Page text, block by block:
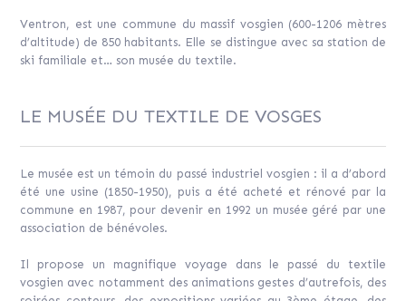
Ventron, est une commune du massif vosgien (600-1206 mètres
d’altitude) de 850 habitants. Elle se distingue avec sa station de
ski familiale et… son musée du textile.
LE MUSÉE DU TEXTILE DE VOSGES
Le musée est un témoin du passé industriel vosgien : il a d’abord
été une usine (1850-1950), puis a été acheté et rénové par la
commune en 1987, pour devenir en 1992 un musée géré par une
association de bénévoles.
Il propose un magnifique voyage dans le passé du textile
vosgien avec notamment des animations gestes d’autrefois, des